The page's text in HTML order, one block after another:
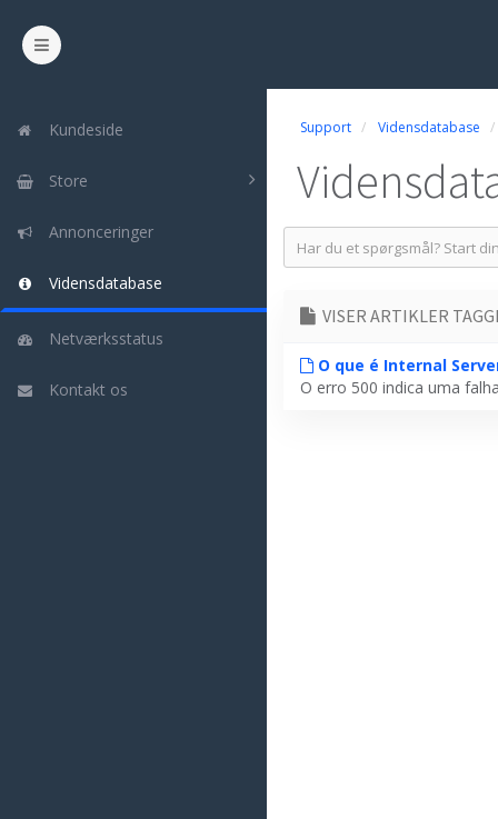
Kundeside
Store
Annonceringer
Vidensdatabase
Netværksstatus
Kontakt os
Support Vidensdatabase
VISER ARTIKLER
O que é Internal
O erro 500 indica uma